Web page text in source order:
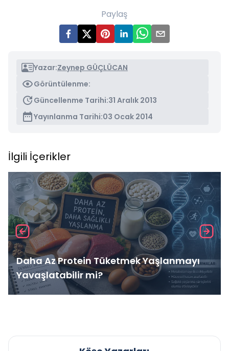
Paylaş
Yazar:Zeynep GÜÇLÜCAN
Görüntülenme:
Güncellenme Tarihi:31 Aralık 2013
Yayınlanma Tarihi:03 Ocak 2014
İlgili İçerikler
Daha Az Protein Tüketmek Yaşlanmayı
Yavaşlatabilir mi?